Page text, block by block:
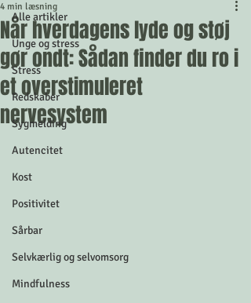
Alle artikler
Unge og stress
Stress
Redskaber
Sygmelding
Autencitet
Kost
Positivitet
Sårbar
Selvkærlig og selvomsorg
Mindfulness
Når hverdagens lyde og støj
gør ondt: Sådan finder du ro i
et overstimuleret
nervesystem
4 min læsning